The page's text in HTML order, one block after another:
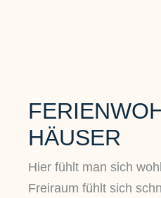
HÄUSER
Hier fühlt man sich
Freiraum fühlt sich